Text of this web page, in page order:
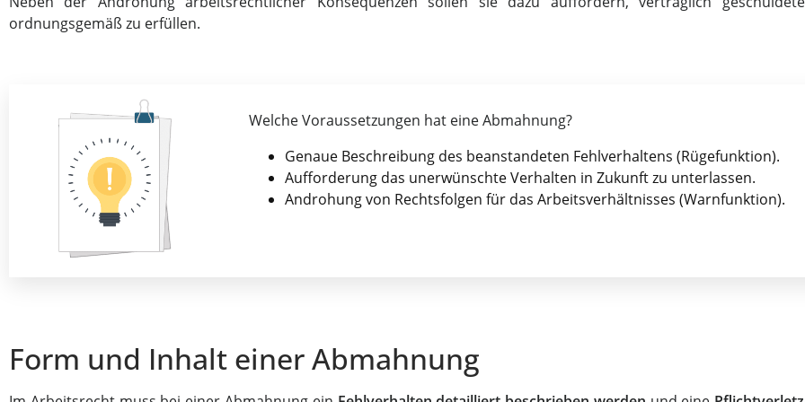
ordnungsgemäß zu erfüllen.
Welche Voraussetzungen hat eine Abmahnung?
Genaue Beschreibung des beanstandeten Fehlverhaltens (Rügefunktion).
Aufforderung das unerwünschte Verhalten in Zukunft zu unterlassen.
Androhung von Rechtsfolgen für das Arbeitsverhältnisses (Warnfunktion).
Form und Inhalt einer Abmahnung